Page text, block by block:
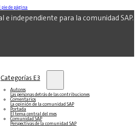
de página
e independiente para la comunidad SAP.
Categorías E3
Autores
Las personas detrás de las contribuciones
Comentarios
La opinión de la comunidad SAP
Portada
El tema central del mes
Comunidad SAP
Perspectivas de la comunidad SAP